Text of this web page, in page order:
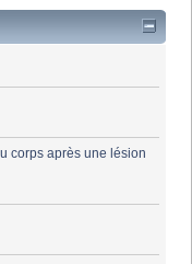
corps après une lésion